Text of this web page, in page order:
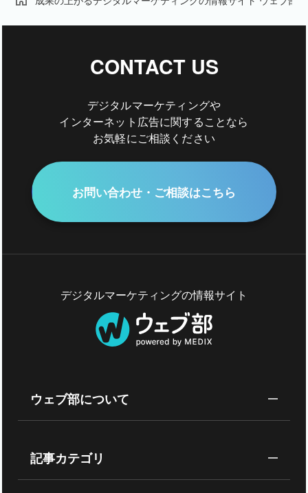
CONTACT US
デジタルマーケティングや
インターネット広告に関することなら
お気軽にご相談ください
お問い合わせ・ご相談はこちら
デジタルマーケティングの情報サイト
ウェブ部について
記事カテゴリ